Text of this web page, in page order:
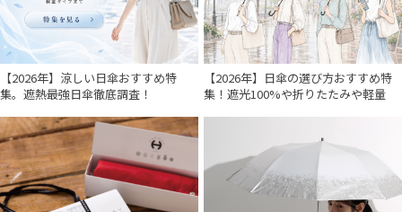
販売状況
入荷状況
【2026年】涼しい日傘おすすめ特
集。遮熱最強日傘徹底調査！
【2026年】日傘の選び方おすすめ特
集！遮光100%や折りたたみや軽量